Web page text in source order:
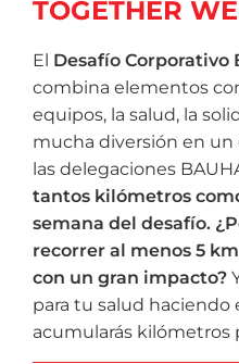
TOGETHER
El Desafío Corporativo
combina elementos
equipos, la salud, la
mucha diversión en
las delegaciones
tantos kilómetros
semana del desafío.
recorrer al menos 5
con un gran impacto?
para tu salud haciendo
acumularás kilómetros